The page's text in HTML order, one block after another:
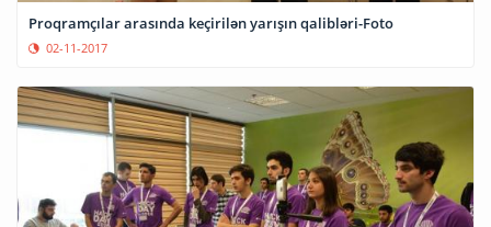
Proqramçılar arasında keçirilən yarışın qalibləri-Foto
02-11-2017